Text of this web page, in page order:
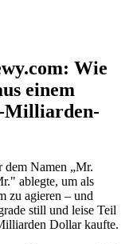
Wie
einem
Milliarden-
dem Namen „Mr.
ablegte, um als
zu agieren – und
still und leise Teil
Dollar kaufte.